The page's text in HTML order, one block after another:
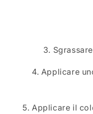
3.
4. Applicare
5. Applicare il